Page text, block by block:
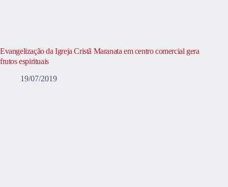
Evangelização da Igreja Cristã Maranata em centro comercial gera
frutos espirituais
19/07/2019